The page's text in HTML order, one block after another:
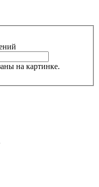
на картинке.